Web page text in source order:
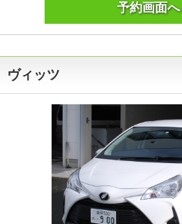
予約画面へ
ヴィッツ